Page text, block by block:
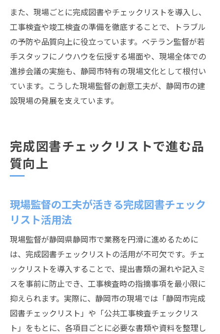
また、現場ごとに完成図書やチェックリストを導入し、
工事検査や竣工検査の準備を徹底することで、トラブル
の予防や品質向上に役立っています。ベテラン監督が若
手スタッフにノウハウを伝授する場面や、現場全体での
進捗会議の実施も、静岡市特有の現場文化として根付い
ています。こうした現場監督の創意工夫が、静岡市の建
設現場の発展を支えています。
完成図書チェックリストで進む品
質向上
現場監督の工夫が活きる完成図書チェック
リスト活用法
現場監督が静岡県静岡市で業務を円滑に進めるために
は、完成図書チェックリストの活用が不可欠です。チェ
ックリストを導入することで、提出書類の漏れや記入ミ
スを事前に防止でき、工事検査時の指摘事項を最小限に
抑えられます。実際に、静岡市の現場では「静岡市完成
図書チェックリスト」や「公共工事検査チェックリス
ト」をもとに、各項目ごとに必要な書類や資料を整理し